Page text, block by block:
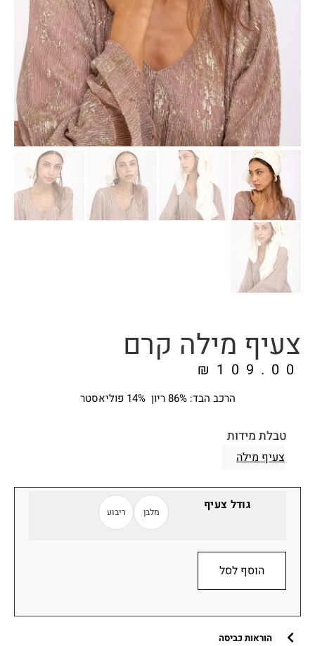
צעיף מילה קרם
₪ 109.00
הרכב הבד: 86% ריון 14% פוליאסטר
טבלת מידות
צעיף מילה
גודל צעיף
מלבן ריבוע
הוסף לסל
הוראות כביסה